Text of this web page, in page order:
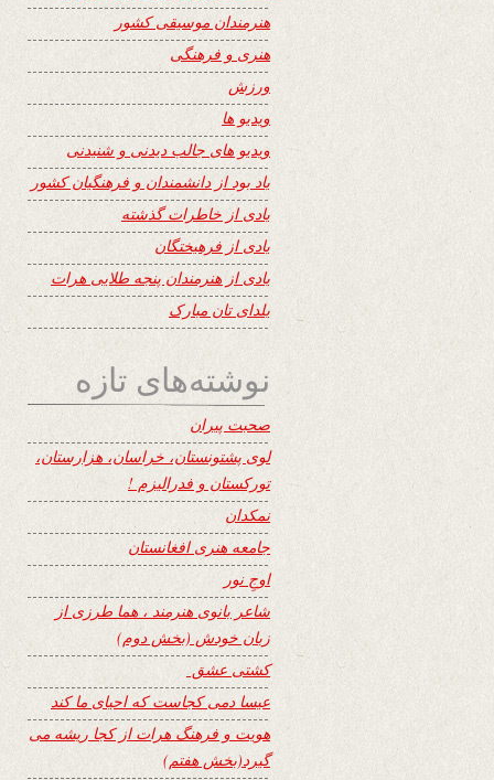
هنرمندان موسیقی کشور
هنری و فرهنگی
ورزش
ویدیو ها
ویدیو های جالب دیدنی و شنیدنی
یاد بود از دانشمندان و فرهنگیان کشور
یادی از خاطرات گذشته
یادی از فرهیختگان
یادی از هنرمندان پنجه طلایی هرات
یلدای تان مبارک
نوشته‌های تازه
صحبت پیران
لوی پشتونستان، خراسان، هزارستان،
تورکستان و فدرالیزم !
نمکدان
جامعه هنری افغانستان
اوجِ نور
شاعر بانوی هنرمند ، هما طرزی از
زبان خودش (بخش دوم)
کشتی عشق
عیسا دمی کجاست که احیای ما کند
هویت و فرهنگ هرات از کجا ریشه می
گیرد(بخش هفتم)